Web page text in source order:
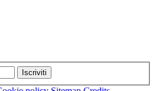
Iscriviti